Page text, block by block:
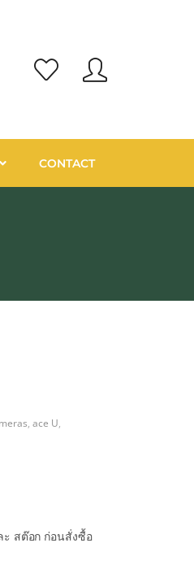
CONTACT
,ace U
ะ สต๊อก ก่อนสั่งซื้อ